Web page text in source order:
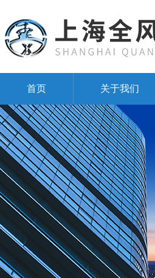
首页 关于我们